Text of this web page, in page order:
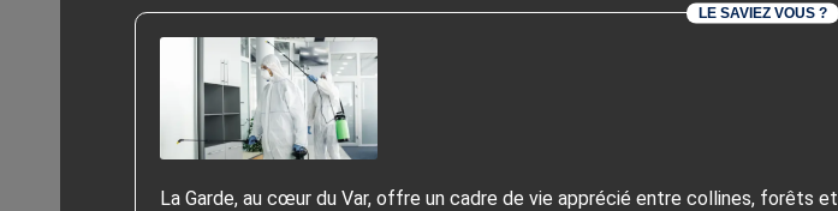
LE SAVIEZ VOUS ?
La Garde, au cœur du Var, offre un cadre de vie apprécié entre collines, forêts et